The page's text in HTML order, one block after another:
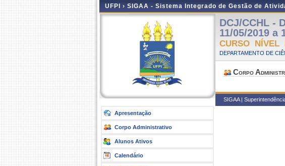
UFPI › SIGAA - Sistema Integrado de Gestão de
Apresentação
Corpo Administrativo
Alunos Ativos
Calendário
DCJ/CCHL -
11/05/2019 a
CURSO NÍVEL
DEPARTAMENTO DE
Corpo
SIGAA |